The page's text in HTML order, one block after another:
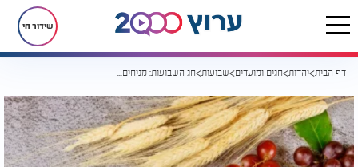
שידור חי
דף הבית יהדות חגים ומועדים שבועות חג השבועות: מניחים תפילין או לא?